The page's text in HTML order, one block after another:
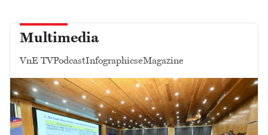
Multimedia
VnE TVPodcastInfographicseMagazine